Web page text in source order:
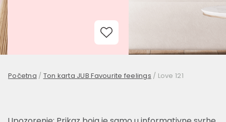
Add to Wishlist
Početna / Ton karta JUB Favourite feelings / Love 121